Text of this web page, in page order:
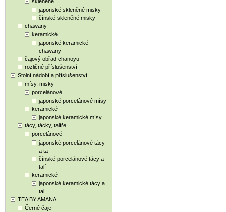
japonské skleněné misky
čínské skleněné misky
chawany
keramické
japonské keramické
chawany
čajový obřad chanoyu
rozličné příslušenství
Stolní nádobí a příslušenství
mísy, misky
porcelánové
japonské porcelánové mísy
keramické
japonské keramické mísy
tácy, tácky, talíře
porcelánové
japonské porcelánové tácy
a ta
čínské porcelánové tácy a
talí
keramické
japonské keramické tácy a
tal
TEA BY AMANA
Černé čaje